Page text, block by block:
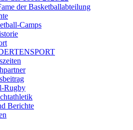
der Basketballabteilung
Camps
Rugby
Berichte